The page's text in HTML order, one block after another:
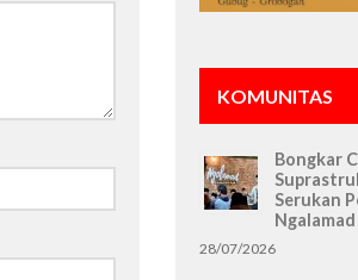
KOMUNITAS
Bongkar
Serukan
Ngalamad
28/07/2026